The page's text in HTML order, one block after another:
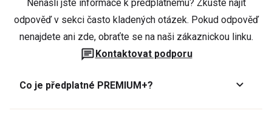
Nenašli jste informace k předplatnému? Zkuste najít
odpověď v sekci často kladených otázek. Pokud odpověď
nenajdete ani zde, obraťte se na naši zákaznickou linku.
Kontaktovat podporu
Co je předplatné PREMIUM+?